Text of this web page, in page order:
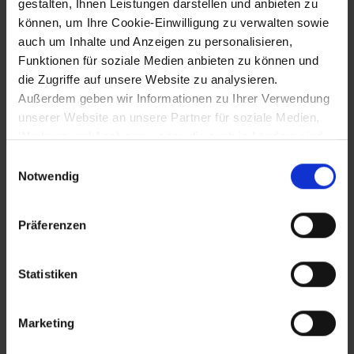
gestalten, Ihnen Leistungen darstellen und anbieten zu
können, um Ihre Cookie-Einwilligung zu verwalten sowie
auch um Inhalte und Anzeigen zu personalisieren,
Funktionen für soziale Medien anbieten zu können und
die Zugriffe auf unsere Website zu analysieren.
Außerdem geben wir Informationen zu Ihrer Verwendung
unserer Website an unsere Partner für soziale Medien,
Werbung und Analysen weiter, die auch in Ländern sind,
gegeben ist, und in denen Sie Ihre Rechte uU nicht
effektiv durchsetzen können. Unsere Partner führen
diese Informationen möglicherweise mit weiteren Daten
zusammen, die Sie ihnen bereitgestellt haben oder die
haben.
Notwendig
Präferenzen
Statistiken
Marketing
Eröffnung des Donaukraftwerks Melk
25.10.1982
Konstituierende Hauptversammlung der